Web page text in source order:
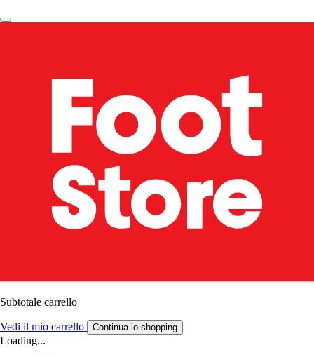
Subtotale carrello
Vedi il mio carrello Continua lo shopping
Loading...